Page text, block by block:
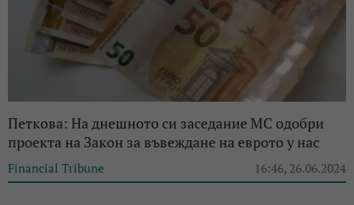
Петкова: На днешното си заседание МС одобри
проекта на Закон за въвеждане на еврото у нас
Financial Tribune 16:46, 26.06.2024